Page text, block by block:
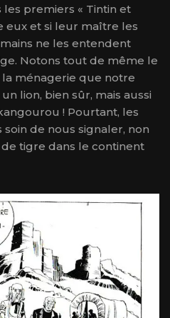
premiers « Tintin et
eux et si leur maître les
ne les entendent
Notons tout de même le
ménagerie que notre
lion, bien sûr, mais aussi
! Pourtant, les
de nous signaler, non
de tigre dans le continent